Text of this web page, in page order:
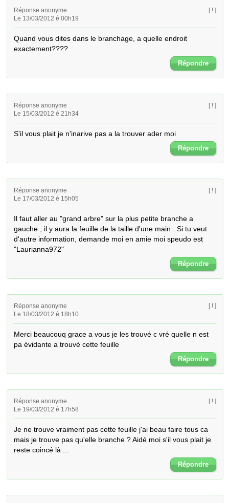
Réponse anonyme
Le 13/03/2012 é 00h19
[ ! ]
Quand vous dites dans le branchage, a quelle endroit
exactement????
Répondre
Réponse anonyme
Le 15/03/2012 é 21h34
[ ! ]
S'il vous plait je n'inarive pas a la trouver ader moi
Répondre
Réponse anonyme
Le 17/03/2012 é 15h05
[ ! ]
Il faut aller au "grand arbre" sur la plus petite branche a
gauche , il y aura la feuille de la taille d'une main . Si tu veut
d'autre information, demande moi en amie moi speudo est
"Laurianna972"
Répondre
Réponse anonyme
Le 18/03/2012 é 18h10
[ ! ]
Merci beaucouq grace a vous je les trouvé c vré quelle n est
pa évidante a trouvé cette feuille
Répondre
Réponse anonyme
Le 19/03/2012 é 17h58
[ ! ]
Je ne trouve vraiment pas cette feuille j'ai beau faire tous ca
mais je trouve pas qu'elle branche ? Aidé moi s'il vous plait je
reste coincé là ...
Répondre